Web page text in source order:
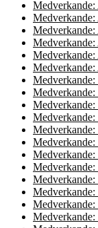
Medverkande:
Medverkande:
Medverkande:
Medverkande:
Medverkande:
Medverkande: